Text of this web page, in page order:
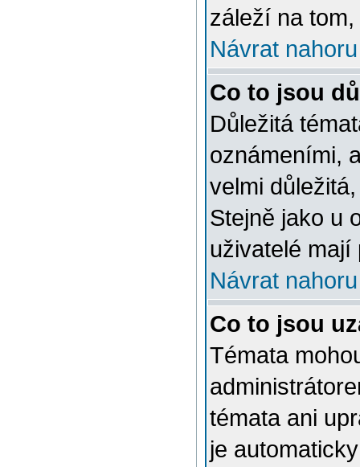
záleží na
Návrat nahoru
Co to jsou
Důležitá
oznámeními,
velmi
Stejně jako u
uživatelé mají
Návrat nahoru
Co to jsou
Témata
témata ani
je